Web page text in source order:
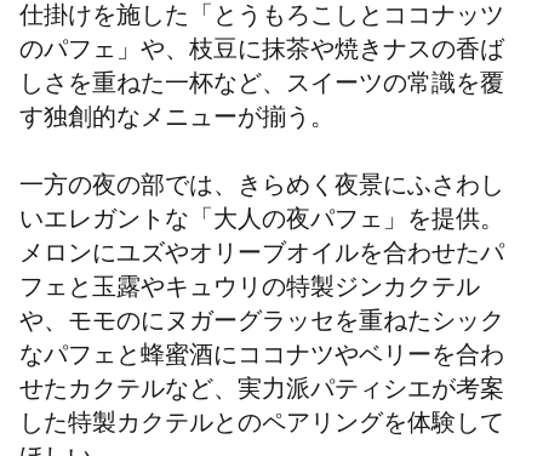
仕掛けを施した「とうもろこしとココナッツ
のパフェ」や、枝豆に抹茶や焼きナスの香ば
しさを重ねた一杯など、スイーツの常識を覆
す独創的なメニューが揃う。
一方の夜の部では、きらめく夜景にふさわし
いエレガントな「大人の夜パフェ」を提供。
メロンにユズやオリーブオイルを合わせたパ
フェと玉露やキュウリの特製ジンカクテル
や、モモのにヌガーグラッセを重ねたシック
なパフェと蜂蜜酒にココナツやベリーを合わ
せたカクテルなど、実力派パティシエが考案
した特製カクテルとのペアリングを体験して